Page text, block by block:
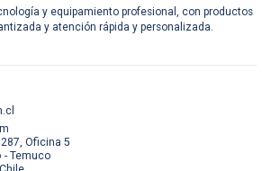
y equipamiento profesional, con productos
y atención rápida y personalizada.
Oficina 5
- Temuco